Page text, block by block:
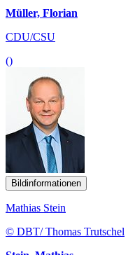
Müller, Florian
CDU/CSU
()
Bildinformationen
Mathias Stein
© DBT/ Thomas Trutschel